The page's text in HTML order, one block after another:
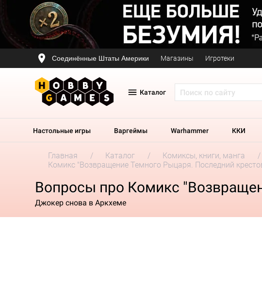
Соединённые Штаты Америки Магазины Игротеки
Каталог
Настольные игры Варгеймы Warhammer ККИ
Главная Каталог Комиксы, книги, манга
Комикс "Возвращение Темного Рыцаря. Последний
Вопросы про Комикс
Джокер снова в Аркхеме